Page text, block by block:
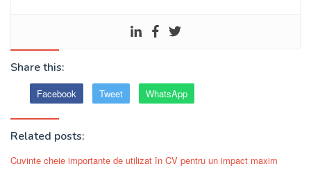
Share this:
Facebook Tweet WhatsApp
Related posts:
Cuvinte cheie importante de utilizat în CV pentru un impact maxim